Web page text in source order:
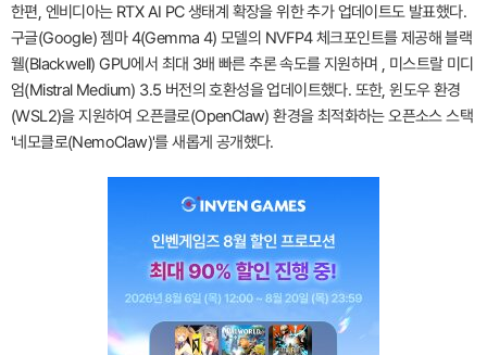
한편, 엔비디아는 RTX AI PC 생태계 확장을 위한 추가 업데이트도 발표했다.
구글(Google) 젬마 4(Gemma 4) 모델의 NVFP4 체크포인트를 제공해 블랙
웰(Blackwell) GPU에서 최대 3배 빠른 추론 속도를 지원하며 , 미스트랄 미디
엄(Mistral Medium) 3.5 버전의 호환성을 업데이트했다. 또한, 윈도우 환경
(WSL2)을 지원하여 오픈클로(OpenClaw) 환경을 최적화하는 오픈소스 스택
'네모클로(NemoClaw)'를 새롭게 공개했다.